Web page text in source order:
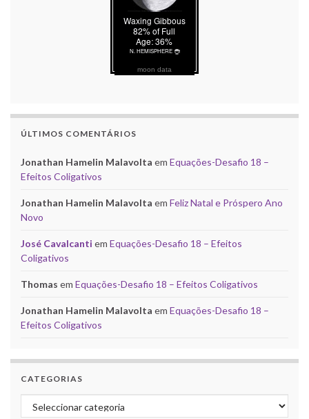
moon data
ÚLTIMOS COMENTÁRIOS
Jonathan Hamelin Malavolta em Equações-Desafio 18 –
Efeitos Coligativos
Jonathan Hamelin Malavolta em Feliz Natal e Próspero Ano
Novo
José Cavalcanti em Equações-Desafio 18 – Efeitos
Coligativos
Thomas em Equações-Desafio 18 – Efeitos Coligativos
Jonathan Hamelin Malavolta em Equações-Desafio 18 –
Efeitos Coligativos
CATEGORIAS
Categorias